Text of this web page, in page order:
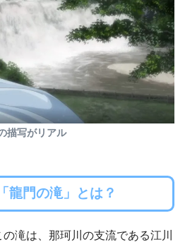
描写がリアル
龍門の滝」とは？
滝は、那珂川の支流である江川